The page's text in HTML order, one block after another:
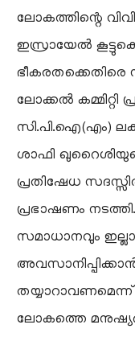
ലോകത്തിന്റെ
ഇസ്രായേൽ
ഭീകരതക്കെതിരെ
ലോക്കൽ കമ്മിറ്റി
സി.പി.ഐ(എം)
ശാഫി
പ്രതിഷേധ
പ്രഭാഷണം
സമാധാനവും
തയ്യാറാവണമെന്ന്
ലോകത്തെ മനുഷ്യർ